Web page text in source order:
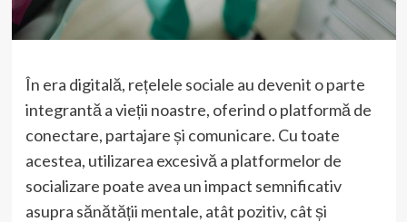
În era digitală, rețelele sociale au devenit o parte
integrantă a vieții noastre, oferind o platformă de
conectare, partajare și comunicare. Cu toate
acestea, utilizarea excesivă a platformelor de
socializare poate avea un impact semnificativ
asupra sănătății mentale, atât pozitiv, cât și